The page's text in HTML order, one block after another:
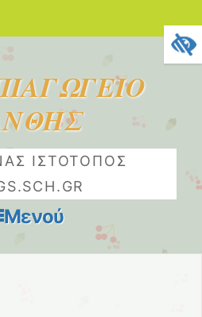
ΙΣΤΌΤΟΠΟΣ
Μενού